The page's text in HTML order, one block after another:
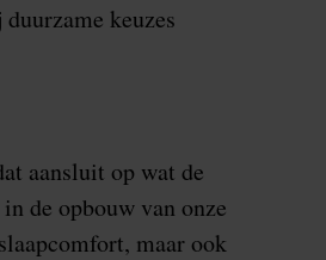
keuzes
aansluit op wat de
de opbouw van onze
maar ook